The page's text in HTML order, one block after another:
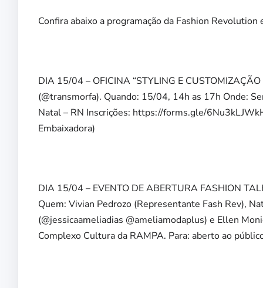
Confira abaixo a programação da Fashion
DIA 15/04 – OFICINA “STYLING E
(@transmorfa). Quando: 15/04, 14h as 17h Onde:
Natal – RN Inscrições: https://forms.gle/
Embaixadora)
DIA 15/04 – EVENTO DE ABERTURA FASHION
Quem: Vivian Pedrozo (Representante Fash Rev),
(@jessicaameliadias @ameliamodaplus) e Ellen
Complexo Cultura da RAMPA. Para: aberto ao